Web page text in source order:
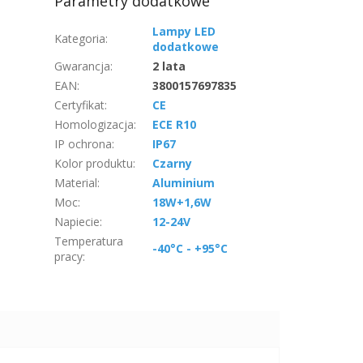
Kategoria:
Lampy LED
dodatkowe
Gwarancja:
2 lata
EAN:
3800157697835
Certyfikat:
CE
Homologizacja:
ECE R10
IP ochrona:
IP67
Kolor produktu:
Czarny
Material:
Aluminium
Moc:
18W+1,6W
Napiecie:
12-24V
Temperatura
pracy:
-40°C - +95°C